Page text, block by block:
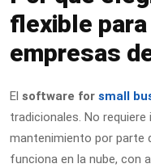
flexible
empresas
El software for small
tradicionales. No
mantenimiento por parte
funciona en la nube, con